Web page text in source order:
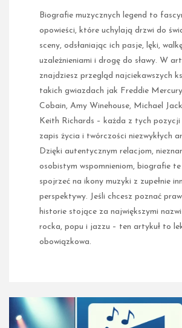
Biografie muzycznych legend to
opowieści, które uchylają drzwi do
sceny, odsłaniając ich pasje, lęki,
uzależnieniami i drogę do sławy. W
znajdziesz przegląd najciekawszych
takich gwiazdach jak Freddie
Cobain, Amy Winehouse, Michael
Keith Richards – każda z tych
zapis życia i twórczości niezwykłych
Dzięki autentycznym relacjom,
osobistym wspomnieniom, biografie
spojrzeć na ikony muzyki z zupełnie
perspektywy. Jeśli chcesz poznać
historie stojące za największymi
rocka, popu i jazzu – ten artykuł to
obowiązkowa.